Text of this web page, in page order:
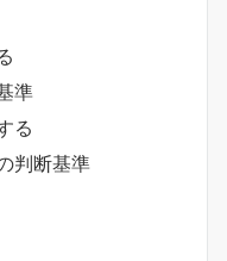
準
る
判断基準